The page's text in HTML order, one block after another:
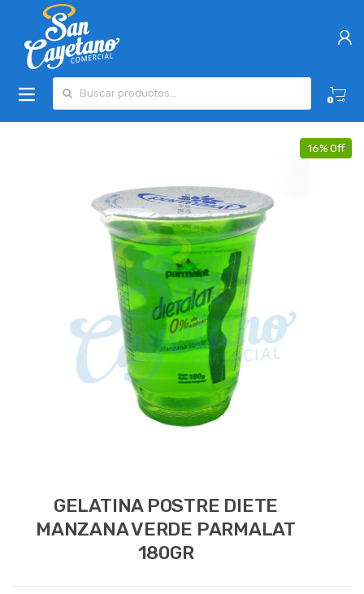
0
16% Off
GELATINA POSTRE DIETE
MANZANA VERDE PARMALAT
180GR